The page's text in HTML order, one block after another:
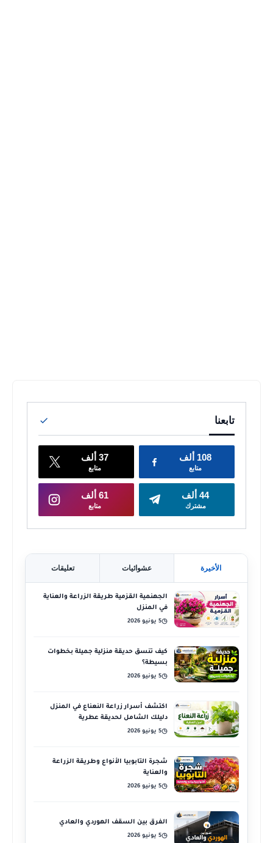
الأخيرة عشوائيات تعليقات
الجهنمية القزمية طريقة الزراعة والعناية
في المنزل
◷5 يونيو 2026
كيف تنسق حديقة منزلية جميلة بخطوات
بسيطة؟
◷5 يونيو 2026
اكتشف أسرار زراعة النعناع في المنزل
دليلك الشامل لحديقة عطرية
◷5 يونيو 2026
شجرة التابوبيا الأنواع وطريقة الزراعة
والعناية
◷5 يونيو 2026
الفرق بين السقف الهوردي والعادي
◷5 يونيو 2026